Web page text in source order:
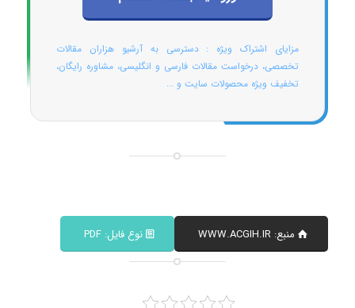
مزایای اشتراک ویژه : دسترسی به آرشیو هزاران مقالات
تخصصی، درخواست مقالات فارسی و انگلیسی، مشاوره رایگان،
تخفیف ویژه محصولات سایت و ...
منبع: WWW.ACGIH.IR نوع فایل: PDF